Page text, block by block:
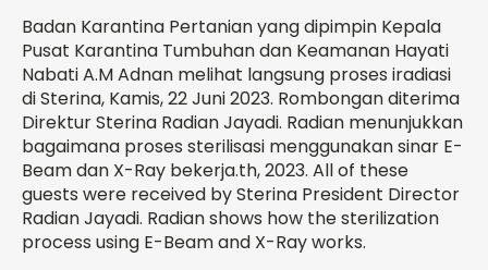
Badan Karantina Pertanian yang dipimpin Kepala
Pusat Karantina Tumbuhan dan Keamanan Hayati
Nabati A.M Adnan melihat langsung proses iradiasi
di Sterina, Kamis, 22 Juni 2023. Rombongan diterima
Direktur Sterina Radian Jayadi. Radian menunjukkan
bagaimana proses sterilisasi menggunakan sinar E-
Beam dan X-Ray bekerja.th, 2023. All of these
guests were received by Sterina President Director
Radian Jayadi. Radian shows how the sterilization
process using E-Beam and X-Ray works.